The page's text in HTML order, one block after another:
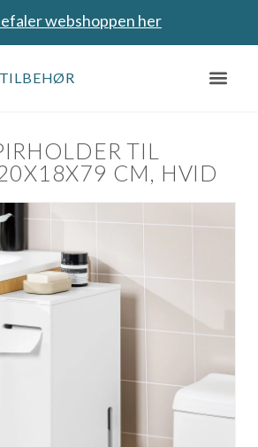
webshoppen her
TIL
CM, HVID